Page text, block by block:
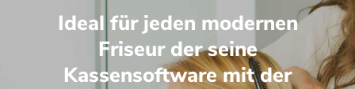
Ideal für jeden modernen
Friseur der seine
Kassensoftware mit der